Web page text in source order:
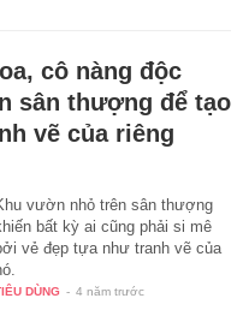
cô nàng độc
sân thượng để tạo
vẽ của riêng
vườn nhỏ trên sân thượng
bất kỳ ai cũng phải si mê
vẻ đẹp tựa như tranh vẽ của
DÙNG - 4 năm trước